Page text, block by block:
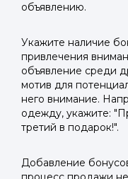
объявлению.
Укажите наличие
привлечения
объявление среди
мотив для
него внимание.
одежду, укажите:
третий в подарок!".
Добавление